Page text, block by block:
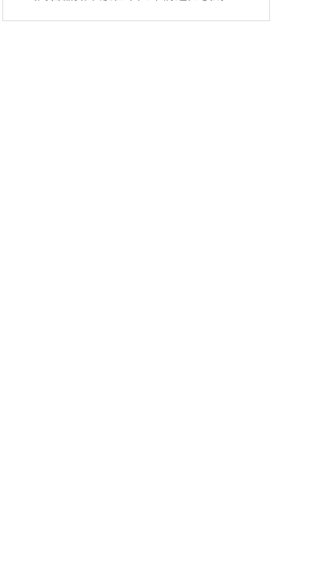
响；<&list>3.稳定器的转向胶套和球头